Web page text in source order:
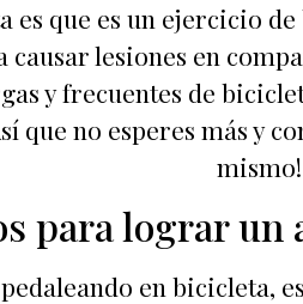
que es un ejercicio
causar lesiones en
y frecuentes de
que no esperes más y
mismo!
para lograr
en bicicleta,